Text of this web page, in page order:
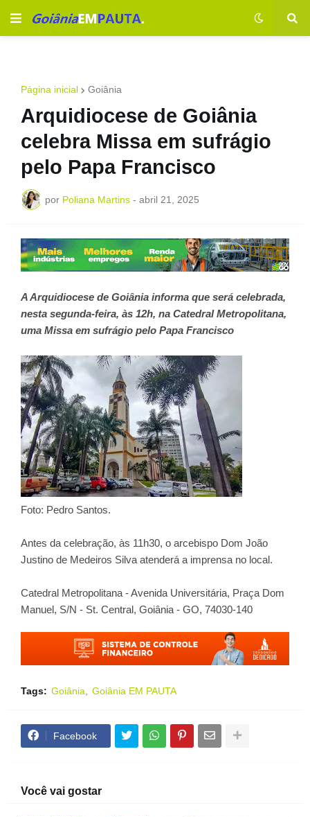
Página inicial Goiânia
Arquidiocese de Goiânia
celebra Missa em sufrágio
pelo Papa Francisco
por Poliana Martins - abril 21, 2025
A Arquidiocese de Goiânia informa que será celebrada,
nesta segunda-feira, às 12h, na Catedral Metropolitana,
uma Missa em sufrágio pelo Papa Francisco
Foto: Pedro Santos.
Antes da celebração, às 11h30, o arcebispo Dom João
Justino de Medeiros Silva atenderá a imprensa no local.
Catedral Metropolitana - Avenida Universitária, Praça Dom
Manuel, S/N - St. Central, Goiânia - GO, 74030-140
Tags: Goiânia Goiânia EM PAUTA
Facebook
Você vai gostar